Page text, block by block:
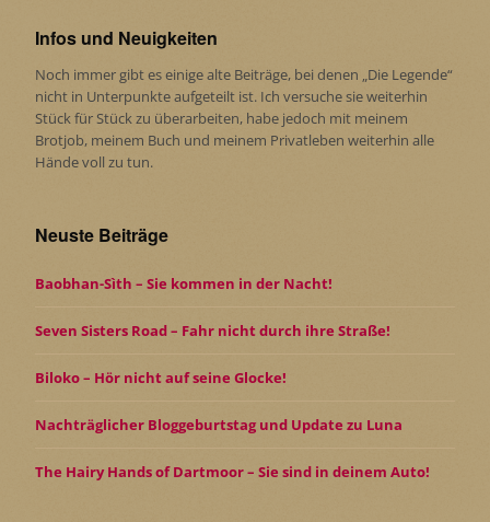
Infos und Neuigkeiten
Noch immer gibt es einige alte Beiträge, bei denen „Die Legende“
nicht in Unterpunkte aufgeteilt ist. Ich versuche sie weiterhin
Stück für Stück zu überarbeiten, habe jedoch mit meinem
Brotjob, meinem Buch und meinem Privatleben weiterhin alle
Hände voll zu tun.
Neuste Beiträge
Baobhan-Sìth – Sie kommen in der Nacht!
Seven Sisters Road – Fahr nicht durch ihre Straße!
Biloko – Hör nicht auf seine Glocke!
Nachträglicher Bloggeburtstag und Update zu Luna
The Hairy Hands of Dartmoor – Sie sind in deinem Auto!